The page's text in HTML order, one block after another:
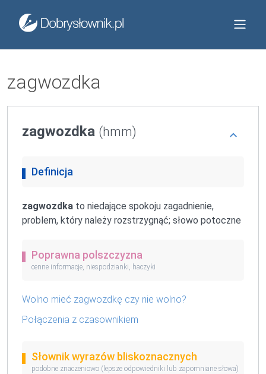
zagwozdka
zagwozdka (hmm)
Definicja
zagwozdka to niedające spokoju zagadnienie,
problem, który należy rozstrzygnąć; słowo potoczne
Poprawna polszczyzna
cenne informacje, niespodzianki, haczyki
Wolno mieć zagwozdkę czy nie wolno?
Połączenia z czasownikiem
Słownik wyrazów bliskoznacznych
podobne znaczeniowo (lepsze odpowiedniki lub zapomniane słowa)